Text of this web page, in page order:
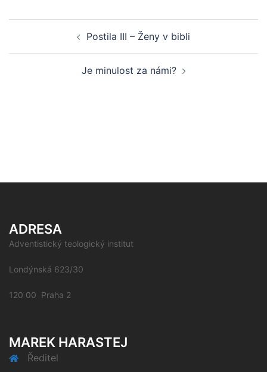
navigation Postila III – Ženy v bibli
Je minulost za námi?
ADRESA
Adventistický teologický institut
Londýnská 623/30
120 00 Praha 2
MAREK HARASTEJ
Ředitel